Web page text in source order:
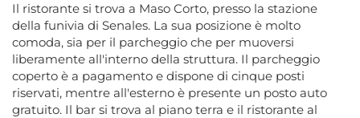
Il ristorante si trova a Maso Corto, presso la stazione
della funivia di Senales. La sua posizione è molto
comoda, sia per il parcheggio che per muoversi
liberamente all'interno della struttura. Il parcheggio
coperto è a pagamento e dispone di cinque posti
riservati, mentre all'esterno è presente un posto auto
gratuito. Il bar si trova al piano terra e il ristorante al